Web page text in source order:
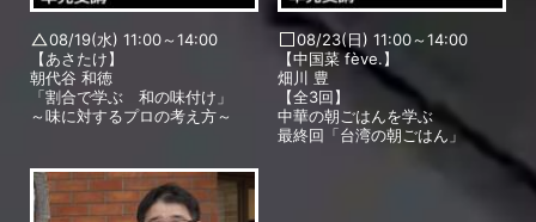
08/19(水) 11:00～14:00
【あさたけ】
朝代谷 和徳
「割合で学ぶ 和の味付け」
～味に対するプロの考え方～
08/23(日) 11:00～14:00
【中国菜 fève.】
畑川 豊
【全3回】
中華の朝ごはんを学ぶ
最終回「台湾の朝ごはん」